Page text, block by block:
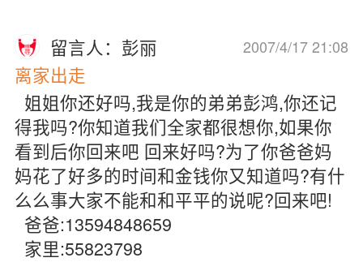
2007/4/17 21:08
留言人：彭丽
离家出走
姐姐你还好吗,我是你的弟弟彭鸿,你还记
得我吗?你知道我们全家都很想你,如果你
看到后你回来吧 回来好吗?为了你爸爸妈
妈花了好多的时间和金钱你又知道吗?有什
么么事大家不能和和平平的说呢?回来吧!
爸爸:13594848659
家里:55823798